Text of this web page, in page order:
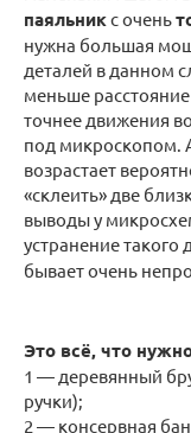
паяльникс очень
нужна большая
деталей в данном
меньше
точнее движения
под микроскопом.
возрастает
«склеить» две
выводы у
устранение такого
бывает очень
Это всё, что
1 — деревянный
ручки);
2 — консервная